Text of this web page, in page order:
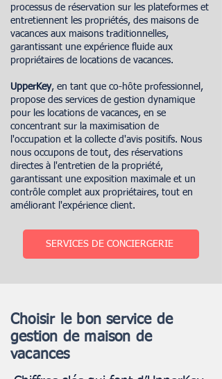
processus de réservation sur les plateformes et
entretiennent les propriétés, des maisons de
vacances aux maisons traditionnelles,
garantissant une expérience fluide aux
propriétaires de locations de vacances.
UpperKey, en tant que co-hôte professionnel,
propose des services de gestion dynamique
pour les locations de vacances, en se
concentrant sur la maximisation de
l'occupation et la collecte d'avis positifs. Nous
nous occupons de tout, des réservations
directes à l'entretien de la propriété,
garantissant une exposition maximale et un
contrôle complet aux propriétaires, tout en
améliorant l'expérience client.
SERVICES DE CONCIERGERIE
Choisir le bon service de
gestion de maison de
vacances